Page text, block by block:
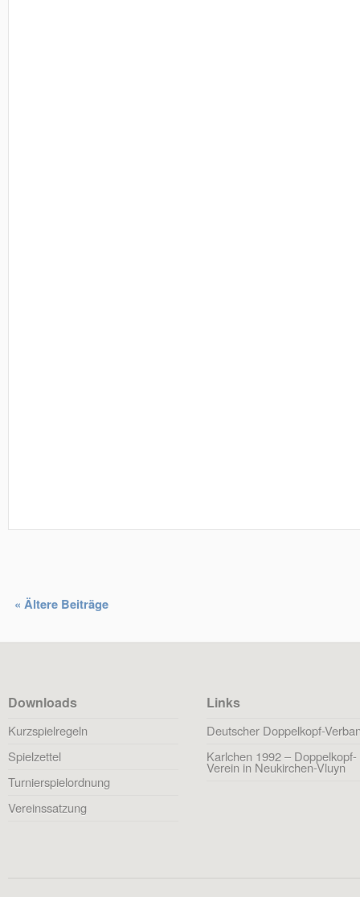
« Ältere Beiträge
Downloads
Kurzspielregeln
Spielzettel
Turnierspielordnung
Vereinssatzung
Links
Deutscher Doppelkopf-
Karlchen 1992 – Doppelkopf-
Verein in Neukirchen-Vluyn